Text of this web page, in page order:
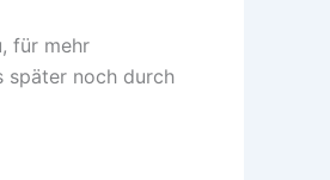
für mehr
später noch durch